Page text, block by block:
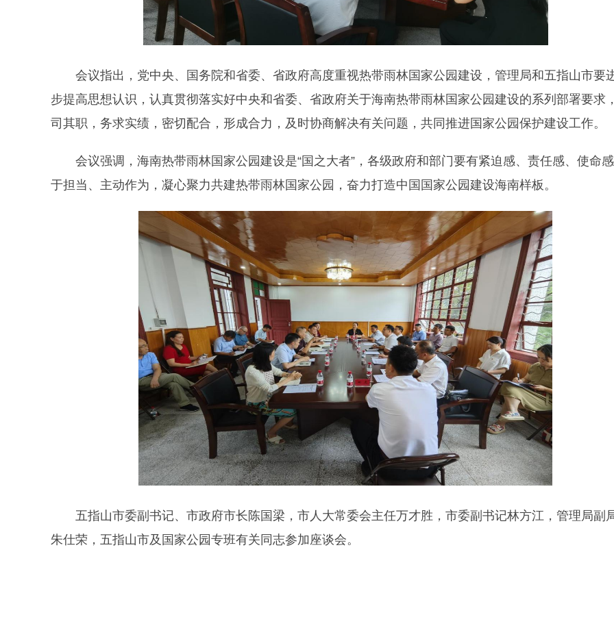
会议指出，党中央、国务院和省委、省政府高度重视热带雨林国家公园建设，管理局和五指山市要
步提高思想认识，认真贯彻落实好中央和省委、省政府关于海南热带雨林国家公园建设的系列部署要求
司其职，务求实绩，密切配合，形成合力，及时协商解决有关问题，共同推进国家公园保护建设工作。
会议强调，海南热带雨林国家公园建设是“国之大者”，各级政府和部门要有紧迫感、责任感、使命
于担当、主动作为，凝心聚力共建热带雨林国家公园，奋力打造中国国家公园建设海南样板。
五指山市委副书记、市政府市长陈国梁，市人大常委会主任万才胜，市委副书记林方江，管理局副
朱仕荣，五指山市及国家公园专班有关同志参加座谈会。